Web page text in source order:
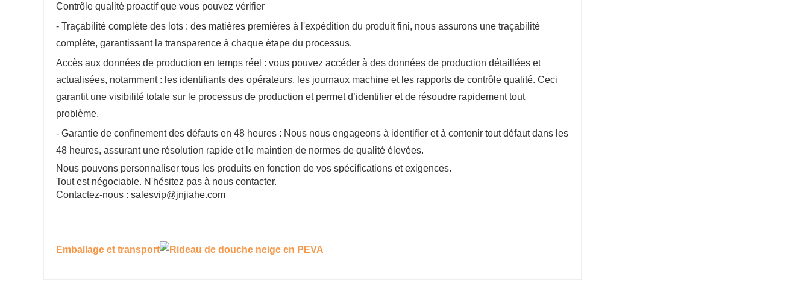
Contrôle qualité proactif que vous pouvez vérifier
- Traçabilité complète des lots : des matières premières à l'expédition du produit fini, nous assurons une traçabilité
complète, garantissant la transparence à chaque étape du processus.
Accès aux données de production en temps réel : vous pouvez accéder à des données de production détaillées et
actualisées, notamment : les identifiants des opérateurs, les journaux machine et les rapports de contrôle qualité. Ceci
garantit une visibilité totale sur le processus de production et permet d’identifier et de résoudre rapidement tout
problème.
- Garantie de confinement des défauts en 48 heures : Nous nous engageons à identifier et à contenir tout défaut dans les
48 heures, assurant une résolution rapide et le maintien de normes de qualité élevées.
Nous pouvons personnaliser tous les produits en fonction de vos spécifications et exigences.
Tout est négociable. N'hésitez pas à nous contacter.
Contactez-nous : salesvip@jnjiahe.com
Emballage et transport